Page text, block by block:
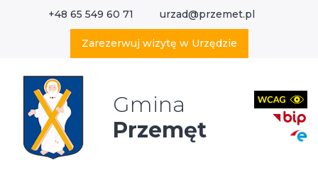
+48 65 549 60 71 urzad@przemet.pl
Zarezerwuj wizytę w Urzędzie
Gmina
Przemęt
Wyszukaj w serwisie